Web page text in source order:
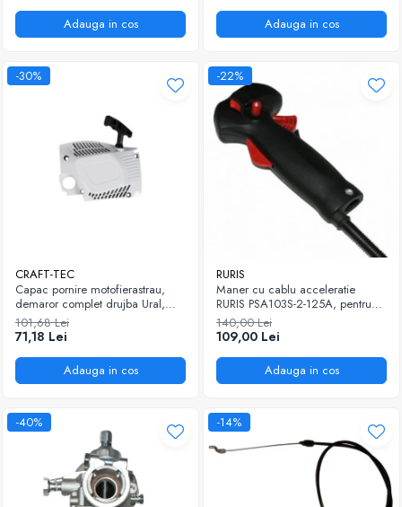
Adauga in cos Adauga in cos
-30%
CRAFT-TEC
Capac pornire motofierastrau,
demaror complet drujba Ural,
Almaz, China 6800
101,68 Lei
71,18 Lei
Adauga in cos
-22%
RURIS
Maner cu cablu acceleratie
RURIS PSA103S-2-125A, pentru
atomizor Ruris A102 / A103S,
HERCULES 100
140,00 Lei
109,00 Lei
Adauga in cos
-40% -14%